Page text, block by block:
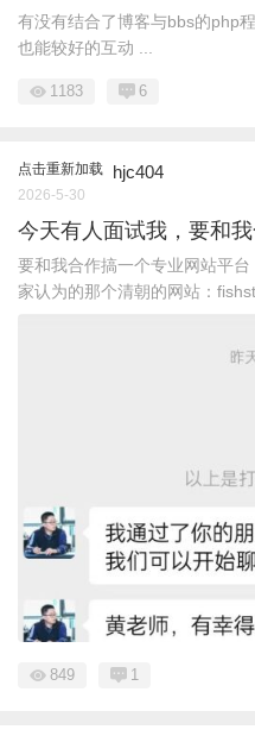
有没有结合了博客与bbs的php
也能较好的互动 ...
1183 6
点击重新加载 hjc404
2026-5-30
今天有人面试我，要和我
要和我合作搞一个专业网站平
家认为的那个清朝的网站：
849 1